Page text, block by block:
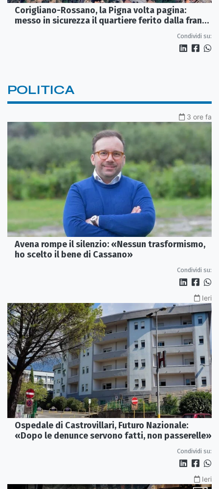
Corigliano-Rossano, la Pigna volta pagina:
messo in sicurezza il quartiere ferito dalla frana
Condividi su:
POLITICA
3 ore fa
Avena rompe il silenzio: «Nessun trasformismo,
ho scelto il bene di Cassano»
Condividi su:
Ieri
Ospedale di Castrovillari, Futuro Nazionale:
«Dopo le denunce servono fatti, non passerelle»
Condividi su:
Ieri